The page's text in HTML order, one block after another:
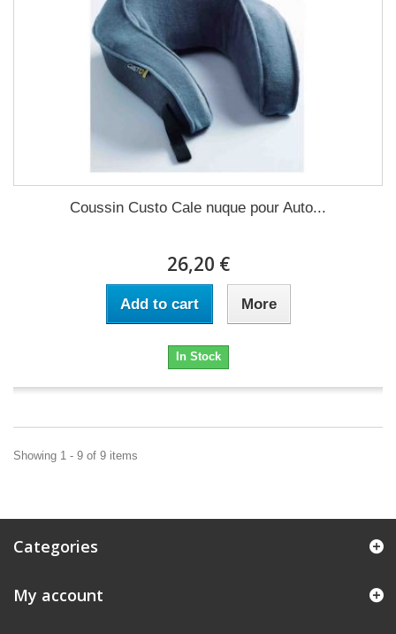
Coussin Custo Cale nuque pour Auto...
26,20 €
Add to cart More
In Stock
Showing 1 - 9 of 9 items
Categories
My account